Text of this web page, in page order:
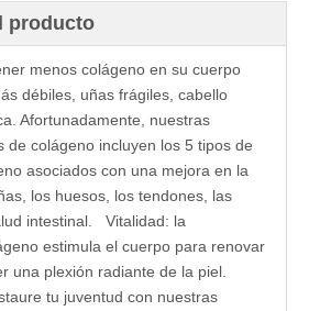
producto
menos colágeno en su cuerpo
débiles, uñas frágiles, cabello
Afortunadamente, nuestras
de colágeno incluyen los 5 tipos de
asociados con una mejora en la
los huesos, los tendones, las
intestinal. Vitalidad: la
estimula el cuerpo para renovar
una plexión radiante de la piel.
tu juventud con nuestras